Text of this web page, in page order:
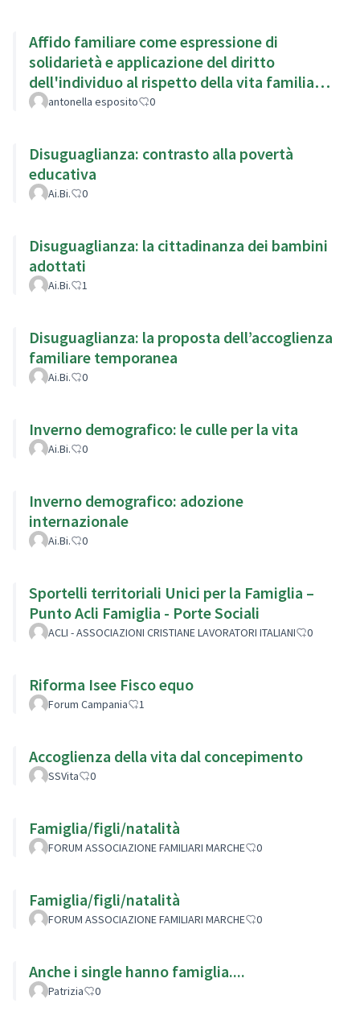
Affido familiare come espressione di
solidarietà e applicazione del diritto
dell'individuo al rispetto della vita familiare
(art.8 Cedu)
antonella esposito 0
Disuguaglianza: contrasto alla povertà
educativa
Ai.Bi. 0
Disuguaglianza: la cittadinanza dei bambini
adottati
Ai.Bi. 1
Disuguaglianza: la proposta dell’accoglienza
familiare temporanea
Ai.Bi. 0
Inverno demografico: le culle per la vita
Ai.Bi. 0
Inverno demografico: adozione
internazionale
Ai.Bi. 0
Sportelli territoriali Unici per la Famiglia –
Punto Acli Famiglia - Porte Sociali
ACLI - ASSOCIAZIONI CRISTIANE LAVORATORI ITALIANI 0
Riforma Isee Fisco equo
Forum Campania 1
Accoglienza della vita dal concepimento
SSVita 0
Famiglia/figli/natalità
FORUM ASSOCIAZIONE FAMILIARI MARCHE 0
Famiglia/figli/natalità
FORUM ASSOCIAZIONE FAMILIARI MARCHE 0
Anche i single hanno famiglia....
Patrizia 0